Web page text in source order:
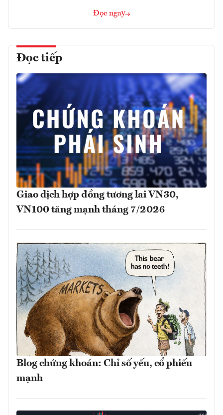
Đọc ngay
Đọc tiếp
Giao dịch hợp đồng tương lai VN30,
VN100 tăng mạnh tháng 7/2026
Blog chứng khoán: Chỉ số yếu, cổ phiếu
mạnh